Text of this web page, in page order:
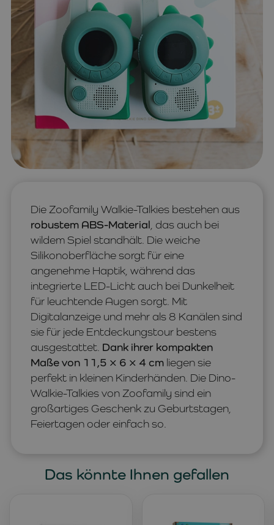
Die Zoofamily Walkie-Talkies bestehen aus
robustem ABS-Material, das auch bei
wildem Spiel standhält. Die weiche
Silikonoberfläche sorgt für eine
angenehme Haptik, während das
integrierte LED-Licht auch bei Dunkelheit
für leuchtende Augen sorgt. Mit
Digitalanzeige und mehr als 8 Kanälen sind
sie für jede Entdeckungstour bestens
ausgestattet. Dank ihrer kompakten
Maße von 11,5 × 6 × 4 cm liegen sie
perfekt in kleinen Kinderhänden. Die Dino-
Walkie-Talkies von Zoofamily sind ein
großartiges Geschenk zu Geburtstagen,
Feiertagen oder einfach so.
Das könnte Ihnen gefallen